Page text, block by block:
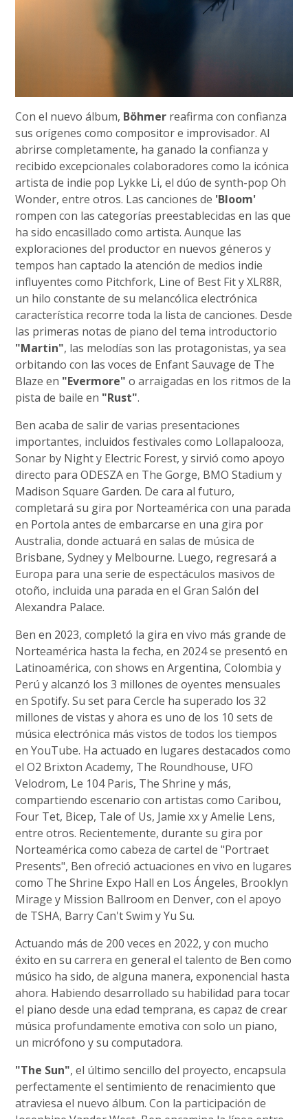
Con el nuevo álbum, Böhmer reafirma con confianza
sus orígenes como compositor e improvisador. Al
abrirse completamente, ha ganado la confianza y
recibido excepcionales colaboradores como la icónica
artista de indie pop Lykke Li, el dúo de synth-pop Oh
Wonder, entre otros. Las canciones de 'Bloom'
rompen con las categorías preestablecidas en las que
ha sido encasillado como artista. Aunque las
exploraciones del productor en nuevos géneros y
tempos han captado la atención de medios indie
influyentes como Pitchfork, Line of Best Fit y XLR8R,
un hilo constante de su melancólica electrónica
característica recorre toda la lista de canciones. Desde
las primeras notas de piano del tema introductorio
"Martin", las melodías son las protagonistas, ya sea
orbitando con las voces de Enfant Sauvage de The
Blaze en "Evermore" o arraigadas en los ritmos de la
pista de baile en "Rust".
Ben acaba de salir de varias presentaciones
importantes, incluidos festivales como Lollapalooza,
Sonar by Night y Electric Forest, y sirvió como apoyo
directo para ODESZA en The Gorge, BMO Stadium y
Madison Square Garden. De cara al futuro,
completará su gira por Norteamérica con una parada
en Portola antes de embarcarse en una gira por
Australia, donde actuará en salas de música de
Brisbane, Sydney y Melbourne. Luego, regresará a
Europa para una serie de espectáculos masivos de
otoño, incluida una parada en el Gran Salón del
Alexandra Palace.
Ben en 2023, completó la gira en vivo más grande de
Norteamérica hasta la fecha, en 2024 se presentó en
Latinoamérica, con shows en Argentina, Colombia y
Perú y alcanzó los 3 millones de oyentes mensuales
en Spotify. Su set para Cercle ha superado los 32
millones de vistas y ahora es uno de los 10 sets de
música electrónica más vistos de todos los tiempos
en YouTube. Ha actuado en lugares destacados como
el O2 Brixton Academy, The Roundhouse, UFO
Velodrom, Le 104 Paris, The Shrine y más,
compartiendo escenario con artistas como Caribou,
Four Tet, Bicep, Tale of Us, Jamie xx y Amelie Lens,
entre otros. Recientemente, durante su gira por
Norteamérica como cabeza de cartel de "Portraet
Presents", Ben ofreció actuaciones en vivo en lugares
como The Shrine Expo Hall en Los Ángeles, Brooklyn
Mirage y Mission Ballroom en Denver, con el apoyo
de TSHA, Barry Can't Swim y Yu Su.
Actuando más de 200 veces en 2022, y con mucho
éxito en su carrera en general el talento de Ben como
músico ha sido, de alguna manera, exponencial hasta
ahora. Habiendo desarrollado su habilidad para tocar
el piano desde una edad temprana, es capaz de crear
música profundamente emotiva con solo un piano,
un micrófono y su computadora.
"The Sun", el último sencillo del proyecto, encapsula
perfectamente el sentimiento de renacimiento que
atraviesa el nuevo álbum. Con la participación de